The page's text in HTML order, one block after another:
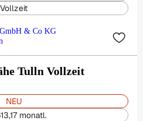
Vollzeit
& Co KG
Tulln Vollzeit
NEU
monatl.